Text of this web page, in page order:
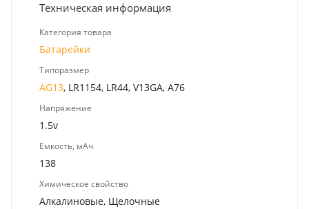
Техническая информация
Категория товара
Батарейки
Типоразмер
AG13, LR1154, LR44, V13GA, A76
Напряжение
1.5v
Емкость, мАч
138
Химическое свойство
Алкалиновые, Щелочные